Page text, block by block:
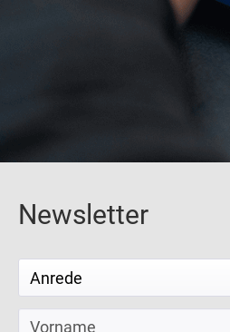
Newsletter